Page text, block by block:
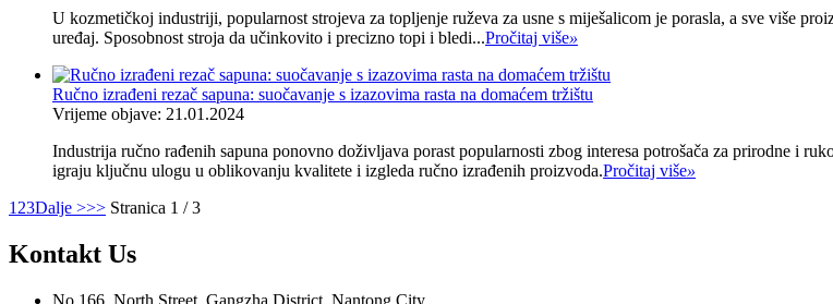
U kozmetičkoj industriji, popularnost strojeva za topljenje ruževa za usne s miješalicom je porasla, a sve više
uređaj. Sposobnost stroja da učinkovito i precizno topi i bledi...Pročitaj više»
Ručno izrađeni rezač sapuna: suočavanje s izazovima rasta na domaćem tržištu
Vrijeme objave: 21.01.2024
Industrija ručno rađenih sapuna ponovno doživljava porast popularnosti zbog interesa potrošača za prirodne i
igraju ključnu ulogu u oblikovanju kvalitete i izgleda ručno izrađenih proizvoda.Pročitaj više»
1 23Dalje >>> Stranica 1 / 3
Kontakt Us
No.166, North Street, Gangzha District, Nantong City